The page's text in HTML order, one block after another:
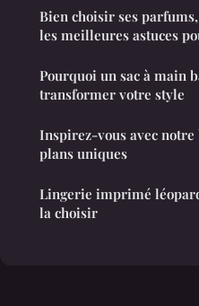
Bien choisir ses
les meilleures astuces
Pourquoi un sac à main
transformer votre style
Inspirez-vous avec
plans uniques
Lingerie imprimé
la choisir